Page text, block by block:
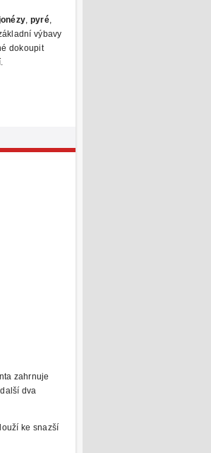
pyré,
výbavy
dokoupit
zahrnuje
dva
ke snazší